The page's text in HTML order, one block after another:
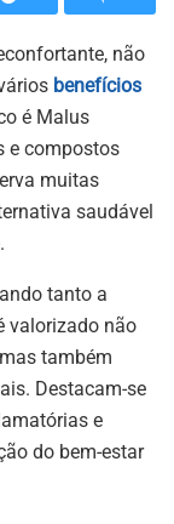
não
benefícios
é Malus
e compostos
muitas
saudável
tanto a
valorizado não
também
. Destacam-se
e
do bem-estar